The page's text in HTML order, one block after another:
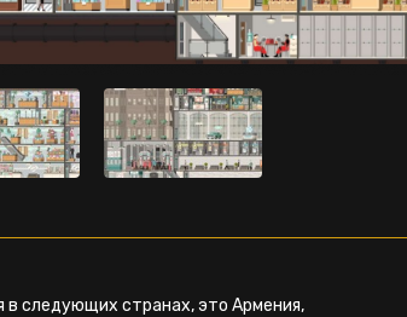
в следующих странах, это Армения,